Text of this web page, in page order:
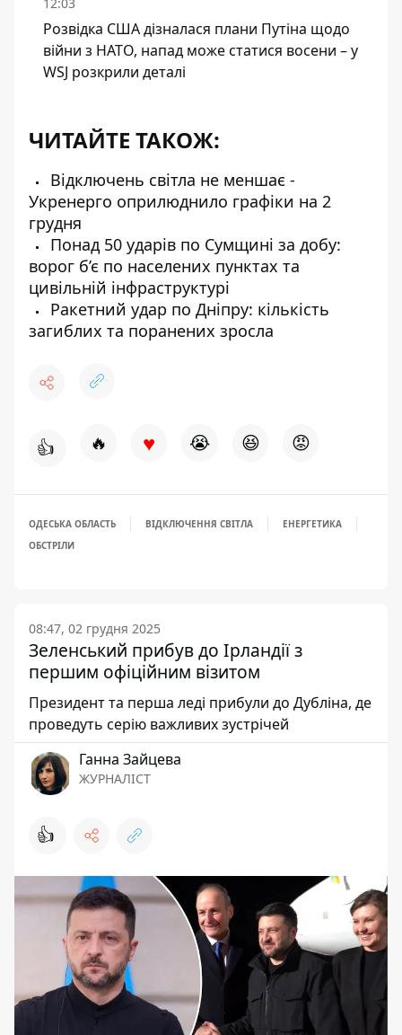
Розвідка США дізналася плани Путіна щодо
війни з НАТО, напад може статися восени – у
WSJ розкрили деталі
ЧИТАЙТЕ ТАКОЖ:
Відключень світла не меншає -
Укренерго оприлюднило графіки на 2
грудня
Понад 50 ударів по Сумщині за добу:
ворог б’є по населених пунктах та
цивільній інфраструктурі
Ракетний удар по Дніпру: кількість
загиблих та поранених зросла
👍 🔥 ♥ 😭 😆 😡
ОДЕСЬКА ОБЛАСТЬ ВІДКЛЮЧЕННЯ СВІТЛА
ЕНЕРГЕТИКА
ОБСТРІЛИ
08:47, 02 грудня 2025
Зеленський прибув до Ірландії з
першим офіційним візитом
Президент та перша леді прибули до Дубліна, де
проведуть серію важливих зустрічей
Ганна Зайцева
ЖУРНАЛІСТ
👍